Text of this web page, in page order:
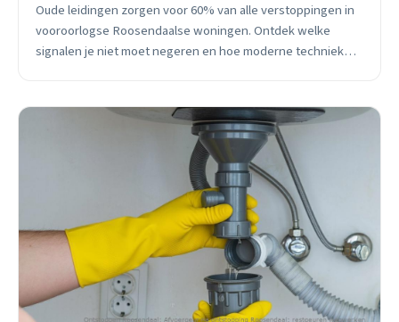
Oude leidingen zorgen voor 60% van alle verstoppingen in
vooroorlogse Roosendaalse woningen. Ontdek welke
signalen je niet moet negeren en hoe moderne technieken